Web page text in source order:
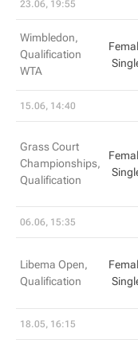
23.06, 19:55
Wimbledon,
Qualification
WTA
15.06, 14:40
Grass Court
Championships,
Qualification
06.06, 15:35
Libema Open,
Qualification
18.05, 16:15